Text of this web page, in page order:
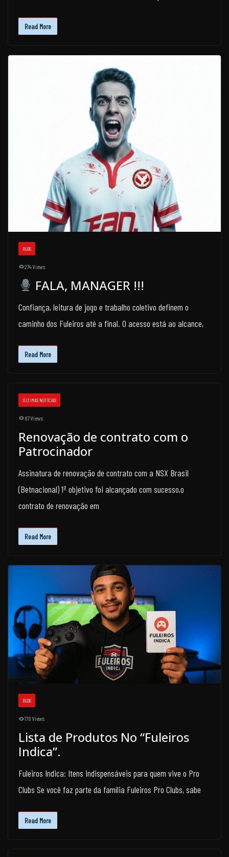
Read More
BLOG
274 Views
FALA, MANAGER !!!
Confiança, leitura de jogo e trabalho coletivo definem o
caminho dos Fuleiros até a final. O acesso está ao alcance,
Read More
ÚLTIMAS NOTÍCIAS
87 Views
Renovação de contrato com o
Patrocinador
Assinatura de renovação de contrato com a NSX Brasil
(Betnacional) 1º objetivo foi alcançado com sucesso,o
contrato de renovação em
Read More
BLOG
170 Views
Lista de Produtos No “Fuleiros
Indica”.
Fuleiros Indica: Itens indispensáveis para quem vive o Pro
Clubs Se você faz parte da família Fuleiros Pro Clubs, sabe
Read More